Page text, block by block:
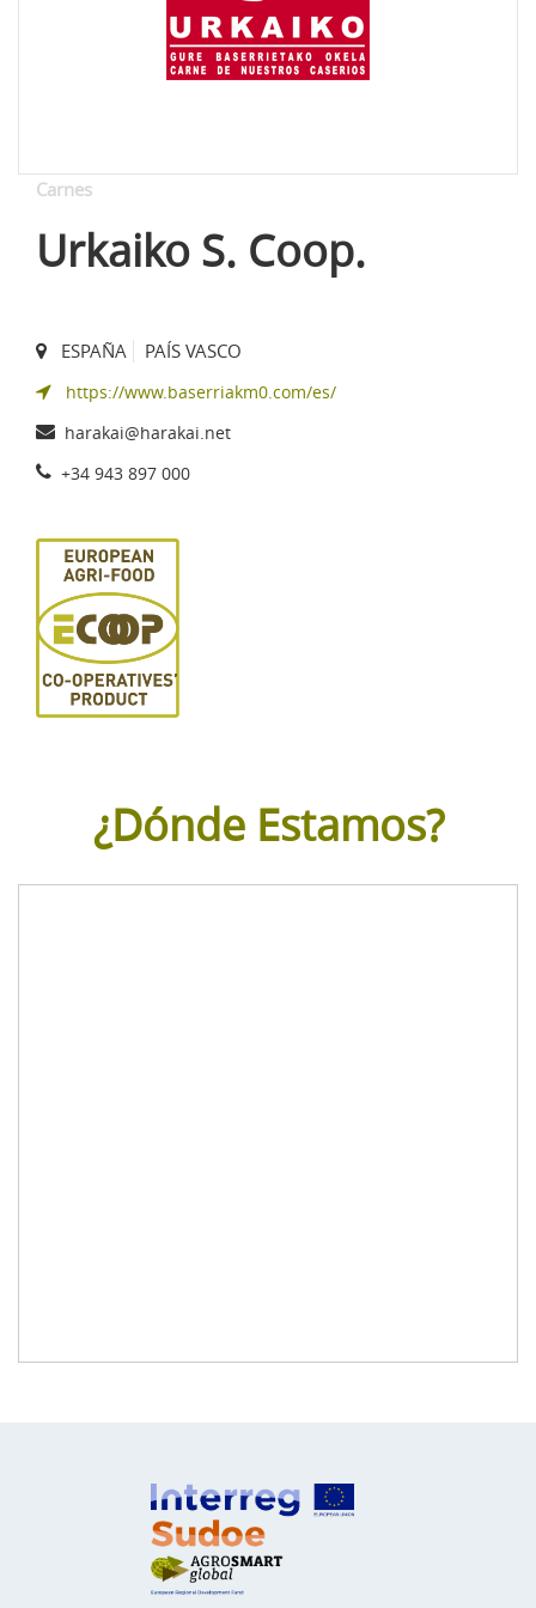
Carnes
Urkaiko S. Coop.
ESPAÑA PAÍS VASCO
https://www.baserriakm0.com/es/
harakai@harakai.net
+34 943 897 000
¿Dónde Estamos?